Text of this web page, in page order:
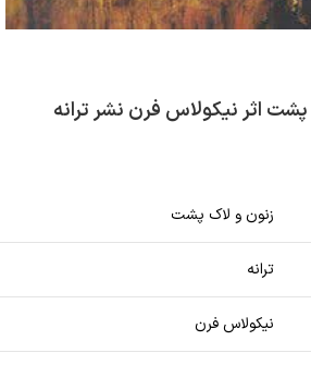
اثر نیکولاس فرن نشر ترانه
زنون و لاک پشت
ترانه
نیکولاس فرن